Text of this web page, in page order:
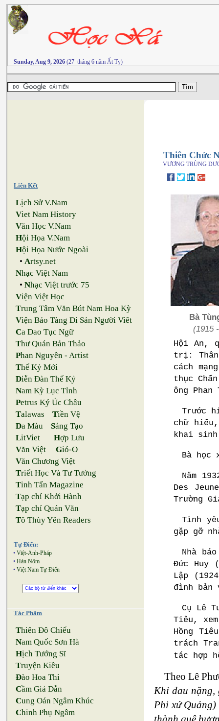
Sunday, Aug 9, 2026 (27 tháng 6 năm Ất Tỵ)
Liên Kết
Lịch Sử V.Nam
Viet Nam History
Văn Học V.Nam
Hội Họa V.Nam
Hội Họa Nước Ngoài
•Artsy.net
Nhạc Việt Nam
•Nhạc Việt trước 75
Viện Việt Học
Trung Tâm Văn Bút Nam Hoa Kỳ
Viện Bảo Tàng Di Sản Người Viêt
Ca Dao Tục Ngữ
Thư Quán Bản Thảo
Phan Nguyên - Artist
Thế Kỷ Mới
Diễn Đàn Thế Kỷ
Nam Kỳ Lục Tỉnh
Petrus Ký Úc Châu
Talawas Tiền Vệ
Da Màu Sáng Tạo
LitViet Hợp Lưu
Văn Việt Gió-O
Văn Chương Việt
Triết Học Và Tư Tưởng
Tinh Tấn Magazine
Tạp chí Khởi Hành
Tạp chí Quán Văn
Tô Thùy Yên Readers
Tự Điển:
• Việt-Anh-Pháp
• Hán Nôm
• Việt Nam Tự Điển
Tác Phẩm
Thiên Đô Chiếu
Nam Quốc Sơn Hà
Hịch Tướng Sĩ
Truyện Kiều
Đào Hoa Thi
Cầm Giả Dẫn
Cung Oán Ngâm Khúc
Chinh Phụ Ngâm
Thiên Chức
VƯƠNG TRÙNG
Bà
(1915 -
Hội An,
trị: Thân
cách
thục
ông
Trước
chữ
khai
Bà học
Năm
Des
Trường
Tình
gặp gỡ
Nhà
Đức Huy
Lập
đình bản
Cụ Lê
Tiêu,
Hồng
trách
tác hợp
Theo Lê
Khi đau nặng,
Phi xứ